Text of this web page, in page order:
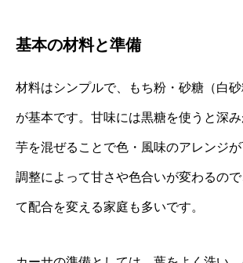
基本の材料と準備
材料はシンプルで、もち粉・砂糖（白
が基本です。甘味には黒糖を使うと深
芋を混ぜることで色・風味のアレンジ
調整によって甘さや色合いが変わるの
て配合を変える家庭も多いです。